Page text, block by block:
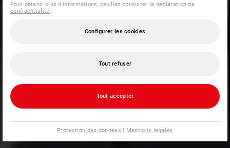
Pour obtenir plus d'informations, veuillez consulter la déclaration de
confidentialité
Configurer les cookies
Tout refuser
Tout accepter
Protection des données | Mentions legales